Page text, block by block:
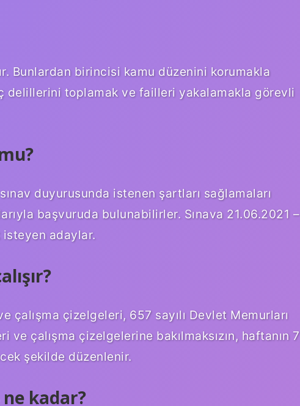
Bunlardan birincisi kamu düzenini korumakla
delillerini toplamak ve failleri yakalamakla görevli
duyurusunda istenen şartları sağlamaları
başvuruda bulunabilirler. Sınava 21.06.2021 –
isteyen adaylar.
çalışma çizelgeleri, 657 sayılı Devlet Memurları
ve çalışma çizelgelerine bakılmaksızın, haftanın 7
şekilde düzenlenir.
kadar?